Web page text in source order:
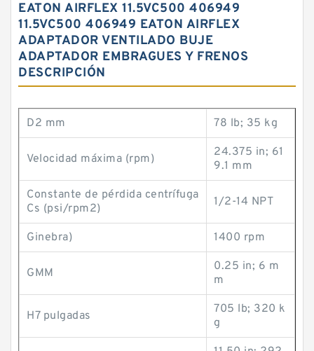
EATON AIRFLEX 11.5VC500 406949
11.5VC500 406949 EATON AIRFLEX
ADAPTADOR VENTILADO BUJE
ADAPTADOR EMBRAGUES Y FRENOS
DESCRIPCIÓN
D2 mm 78 lb; 35 kg
Velocidad máxima (rpm)
24.375 in; 61
9.1 mm
Constante de pérdida centrífuga
Cs (psi/rpm2)
1/2-14 NPT
Ginebra) 1400 rpm
GMM
0.25 in; 6 m
m
H7 pulgadas
705 lb; 320 k
g